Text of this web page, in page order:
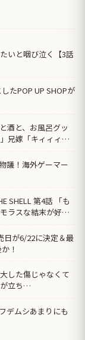
いと咽び泣く【3話
たPOP UP SHOPが
酒と、お風呂グッ
兄嫁「キィィィィ
議！海外ゲーマー
SHELL 第4話 「も
ラスな結末が好
日が6/22に決定＆最
！
した傷じゃなくて
立ち…
デムシあまりにも